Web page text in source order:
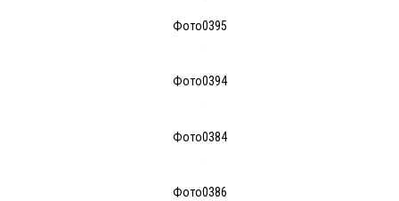
Фото0395
Фото0394
Фото0384
Фото0386